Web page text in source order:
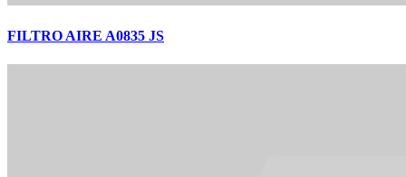
FILTRO AIRE A0835 JS